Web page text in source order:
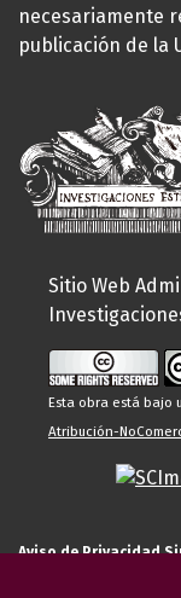
necesariamente
publicación de la
Sitio Web
Esta obra está bajo
Atribución-
Aviso de Privacidad